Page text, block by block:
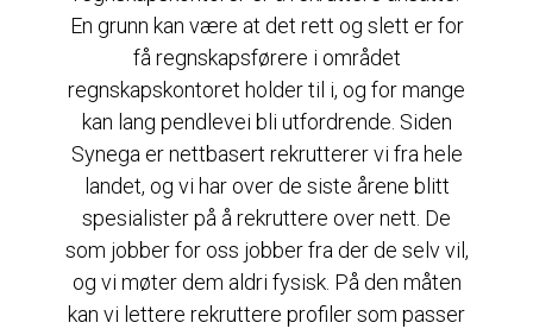
En grunn kan være at det rett og slett er for
få regnskapsførere i området
regnskapskontoret holder til i, og for mange
kan lang pendlevei bli utfordrende. Siden
Synega er nettbasert rekrutterer vi fra hele
landet, og vi har over de siste årene blitt
spesialister på å rekruttere over nett. De
som jobber for oss jobber fra der de selv vil,
og vi møter dem aldri fysisk. På den måten
kan vi lettere rekruttere profiler som passer